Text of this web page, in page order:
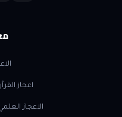
اعجاز
الاعجاز